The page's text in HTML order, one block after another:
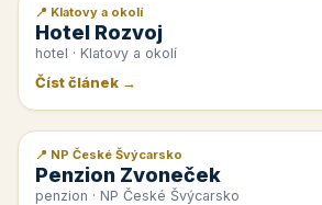
📰 PR článek
📍 Klatovy a okolí
Hotel Rozvoj
hotel · Klatovy a okolí
Číst článek →
📰 PR článek
📍 NP České Švýcarsko
Penzion Zvoneček
penzion · NP České Švýcarsko